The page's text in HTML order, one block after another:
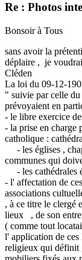
Re : Photos
Bonsoir à Tous
sans avoir la
déplaire , je
Cléden
La loi du 09-12-
" suivie par celle
prévoyaient en
- le libre exercice
- la prise en charge
catholique :
- les églises ,
communes qui
- les cathédrales
- l' affectation de
associations
, à ce titre le clergé
lieux , de son
( comme tout
l' application de
religieux qui définit